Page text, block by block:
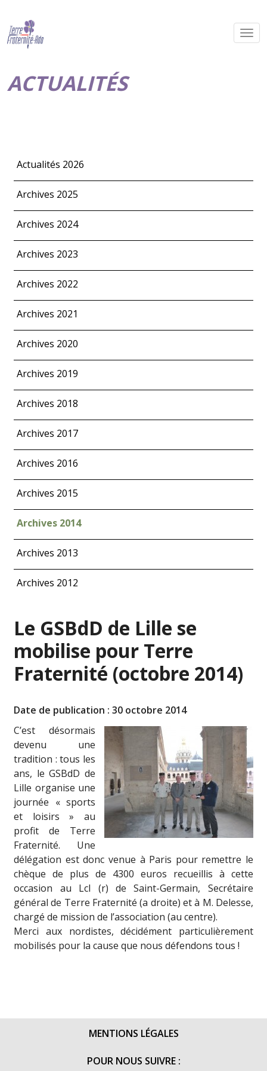
ACTUALITÉS
Actualités 2026
Archives 2025
Archives 2024
Archives 2023
Archives 2022
Archives 2021
Archives 2020
Archives 2019
Archives 2018
Archives 2017
Archives 2016
Archives 2015
Archives 2014
Archives 2013
Archives 2012
Le GSBdD de Lille se
mobilise pour Terre
Fraternité (octobre 2014)
Date de publication : 30 octobre 2014
C’est désormais
devenu une
tradition : tous les
ans, le GSBdD de
Lille organise une
journée « sports
et loisirs » au
profit de Terre
Fraternité. Une
délégation est donc venue à Paris pour remettre le
chèque de plus de 4300 euros recueillis à cette
occasion au Lcl (r) de Saint-Germain, Secrétaire
général de Terre Fraternité (a droite) et à M. Delesse,
chargé de mission de l’association (au centre).
Merci aux nordistes, décidément particulièrement
mobilisés pour la cause que nous défendons tous !
MENTIONS LÉGALES
POUR NOUS SUIVRE :